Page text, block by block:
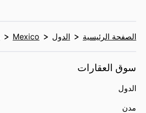
الصفحة الرئيسية الدول Mexico
سوق العقارات
الدول
مدن